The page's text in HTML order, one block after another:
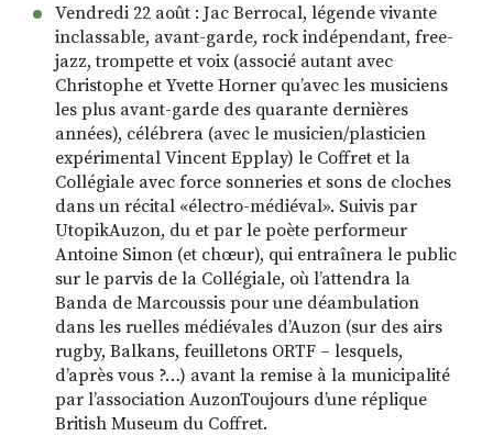
Vendredi 22 août : Jac Berrocal, légende vivante
inclassable, avant-garde, rock indépendant, free-
jazz, trompette et voix (associé autant avec
Christophe et Yvette Horner quʼavec les musiciens
les plus avant-garde des quarante dernières
années), célébrera (avec le musicien/plasticien
expérimental Vincent Epplay) le Coffret et la
Collégiale avec force sonneries et sons de cloches
dans un récital «électro-médiéval». Suivis par
UtopikAuzon, du et par le poète performeur
Antoine Simon (et chœur), qui entraînera le public
sur le parvis de la Collégiale, où lʼattendra la
Banda de Marcoussis pour une déambulation
dans les ruelles médiévales dʼAuzon (sur des airs
rugby, Balkans, feuilletons ORTF – lesquels,
dʼaprès vous ?…) avant la remise à la municipalité
par lʼassociation AuzonToujours dʼune réplique
British Museum du Coffret.